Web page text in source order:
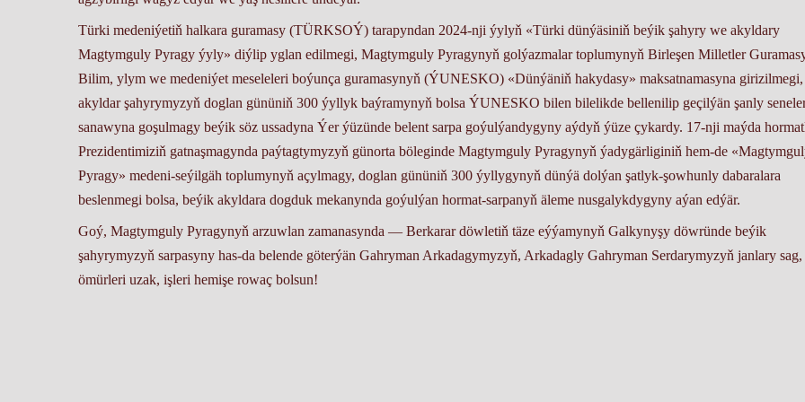
Türki medeniýetiň halkara guramasy (TÜRKSOÝ) tarapyndan 2024-nji ýylyň «Türki dünýäsiniň beýik şahyry we akyldary
Magtymguly Pyragy ýyly» diýlip yglan edilmegi, Magtymguly Pyragynyň golýazmalar toplumynyň Birleşen Milletler
Bilim, ylym we medeniýet meseleleri boýunça guramasynyň (ÝUNESKO) «Dünýäniň hakydasy» maksatnamasyna girizilmegi,
akyldar şahyrymyzyň doglan gününiň 300 ýyllyk baýramynyň bolsa ÝUNESKO bilen bilelikde bellenilip geçilýän şanly
sanawyna goşulmagy beýik söz ussadyna Ýer ýüzünde belent sarpa goýulýandygyny aýdyň ýüze çykardy. 17-nji maýda
Prezidentimiziň gatnaşmagynda paýtagtymyzyň günorta böleginde Magtymguly Pyragynyň ýadygärliginiň hem-de
Pyragy» medeni-seýilgäh toplumynyň açylmagy, doglan gününiň 300 ýyllygynyň dünýä dolýan şatlyk-şowhunly dabaralara
beslenmegi bolsa, beýik akyldara dogduk mekanynda goýulýan hormat-sarpanyň äleme nusgalykdygyny aýan edýär.
Goý, Magtymguly Pyragynyň arzuwlan zamanasynda — Berkarar döwletiň täze eýýamynyň Galkynyşy döwründe beýik
şahyrymyzyň sarpasyny has-da belende göterýän Gahryman Arkadagymyzyň, Arkadagly Gahryman Serdarymyzyň janlary sag,
ömürleri uzak, işleri hemişe rowaç bolsun!